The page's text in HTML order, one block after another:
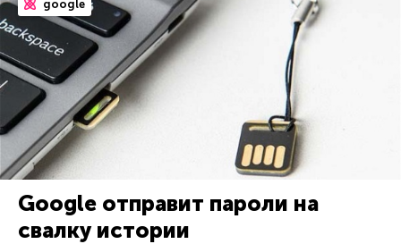
google
Google отправит пароли на
свалку истории